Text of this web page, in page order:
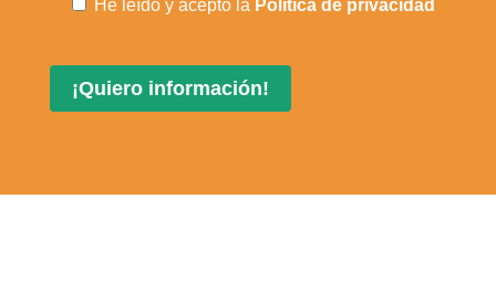
He leído y acepto la Política de privacidad